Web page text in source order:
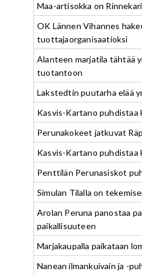
Maa-artisokka on
OK Lännen Vihannes
tuottajaorganisaatioksi
Alanteen marjatila tähtää
tuotantoon
Lakstedtin puutarha elää
Kasvis-Kartano puhdistaa
Perunakokeet jatkuvat
Kasvis-Kartano puhdistaa
Penttilän Perunasiskot
Simulan Tilalla on
Arolan Peruna panostaa
paikallisuuteen
Marjakaupalla paikataan
Nanean ilmankuivain ja -